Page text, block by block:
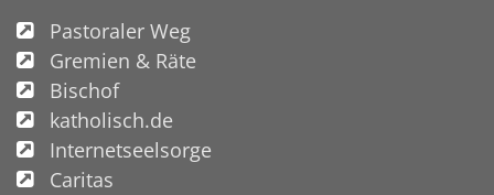
Pastoraler Weg
Gremien & Räte
Bischof
katholisch.de
Internetseelsorge
Caritas